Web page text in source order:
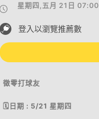
星期四,五月 21日 07:00
登入以瀏覽推薦數
徵零打球友
🗓日期 : 5/21 星期四